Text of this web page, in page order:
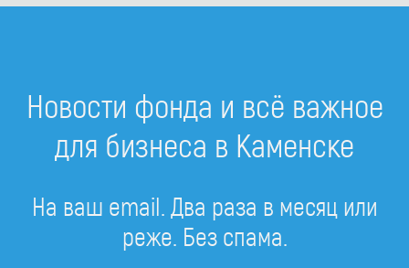
Новости фонда и всё важное
для бизнеса в Каменске
На ваш email. Два раза в месяц или
реже. Без спама.